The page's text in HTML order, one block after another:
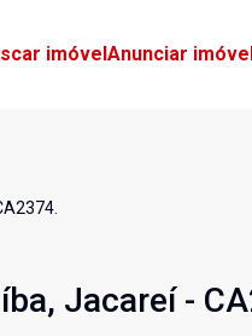
imóvelAnunciar
Jacareí -